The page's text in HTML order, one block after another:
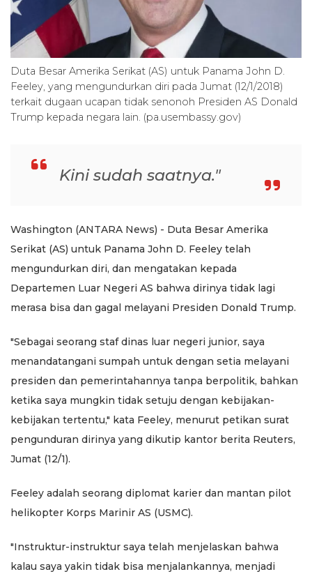
Duta Besar Amerika Serikat (AS) untuk Panama John D.
Feeley, yang mengundurkan diri pada Jumat (12/1/2018)
terkait dugaan ucapan tidak senonoh Presiden AS Donald
Trump kepada negara lain. (pa.usembassy.gov)
Kini sudah saatnya."
Washington (ANTARA News) - Duta Besar Amerika
Serikat (AS) untuk Panama John D. Feeley telah
mengundurkan diri, dan mengatakan kepada
Departemen Luar Negeri AS bahwa dirinya tidak lagi
merasa bisa dan gagal melayani Presiden Donald Trump.
"Sebagai seorang staf dinas luar negeri junior, saya
menandatangani sumpah untuk dengan setia melayani
presiden dan pemerintahannya tanpa berpolitik, bahkan
ketika saya mungkin tidak setuju dengan kebijakan-
kebijakan tertentu," kata Feeley, menurut petikan surat
pengunduran dirinya yang dikutip kantor berita Reuters,
Jumat (12/1).
Feeley adalah seorang diplomat karier dan mantan pilot
helikopter Korps Marinir AS (USMC).
"Instruktur-instruktur saya telah menjelaskan bahwa
kalau saya yakin tidak bisa menjalankannya, menjadi